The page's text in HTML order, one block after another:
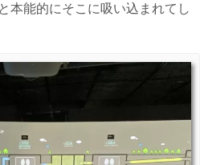
本能的にそこに吸い込まれてし